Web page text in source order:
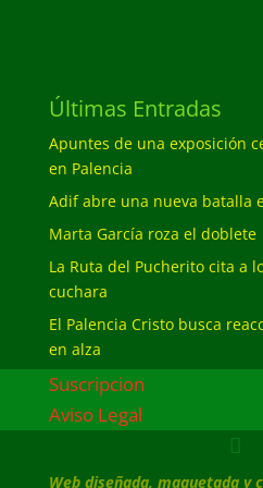
Últimas Entradas
Apuntes de una exposición
en Palencia
Adif abre una nueva batalla
Marta García roza el doblete
La Ruta del Pucherito cita a
cuchara
El Palencia Cristo busca
en alza
Suscripcion
Aviso Legal
Web diseñada, maquetada y